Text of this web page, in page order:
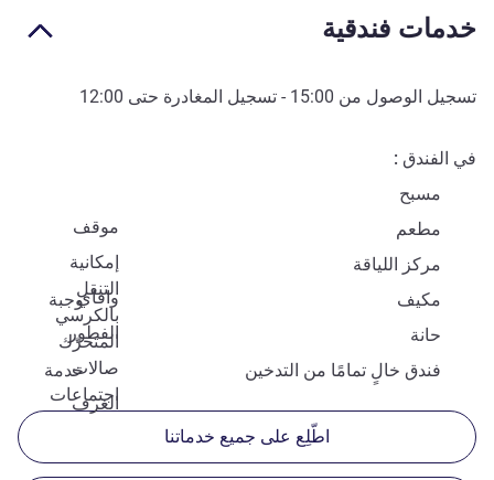
خدمات فندقية
تسجيل الوصول من 15:00 - تسجيل المغادرة حتى 12:00
في الفندق
مسبح
موقف
مطعم
إمكانية
التنقل
بالكرسي
المتحرّك
مركز اللياقة
وافاي
مكيف
وجبة
الفطور
حانة
صالات
اجتماعات
فندق خالٍ تمامًا من التدخين
خدمة
الغرف
اطّلِع على جميع خدماتنا